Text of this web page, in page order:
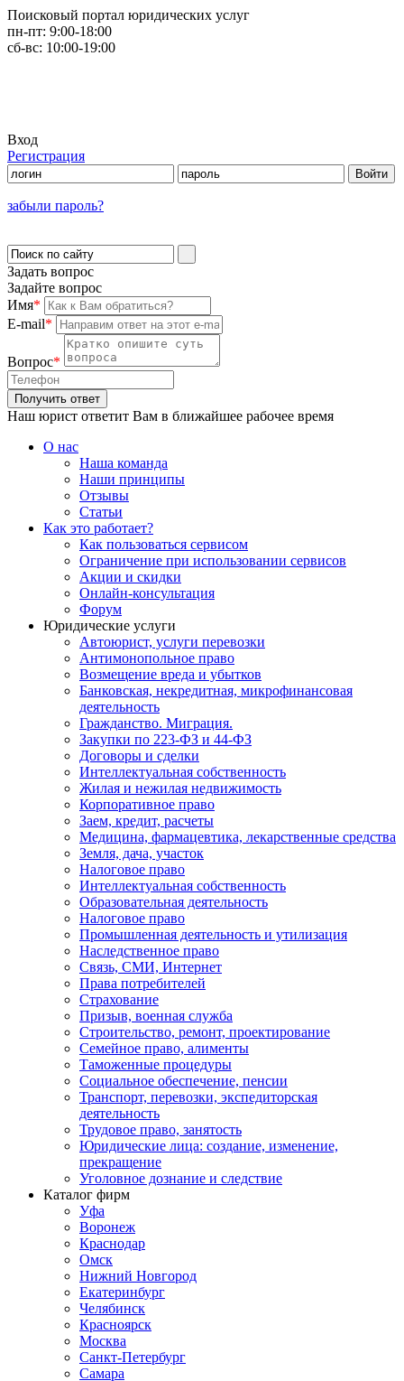
Поисковый портал юридических услуг
пн-пт: 9:00-18:00
сб-вс: 10:00-19:00
Вход
Регистрация
забыли пароль?
Задать вопрос
Задайте вопрос
Имя*
E-mail*
Вопрос*
Наш юрист ответит Вам в ближайшее рабочее время
О нас
Наша команда
Наши принципы
Отзывы
Статьи
Как это работает?
Как пользоваться сервисом
Ограничение при использовании сервисов
Акции и скидки
Онлайн-консультация
Форум
Юридические услуги
Автоюрист, услуги перевозки
Антимонопольное право
Возмещение вреда и убытков
Банковская, некредитная, микрофинансовая
деятельность
Гражданство. Миграция.
Закупки по 223-ФЗ и 44-ФЗ
Договоры и сделки
Интеллектуальная собственность
Жилая и нежилая недвижимость
Корпоративное право
Заем, кредит, расчеты
Медицина, фармацевтика, лекарственные средства
Земля, дача, участок
Налоговое право
Интеллектуальная собственность
Образовательная деятельность
Налоговое право
Промышленная деятельность и утилизация
Наследственное право
Связь, СМИ, Интернет
Права потребителей
Страхование
Призыв, военная служба
Строительство, ремонт, проектирование
Семейное право, алименты
Таможенные процедуры
Социальное обеспечение, пенсии
Транспорт, перевозки, экспедиторская
деятельность
Трудовое право, занятость
Юридические лица: создание, изменение,
прекращение
Уголовное дознание и следствие
Каталог фирм
Уфа
Воронеж
Краснодар
Омск
Нижний Новгород
Екатеринбург
Челябинск
Красноярск
Москва
Санкт-Петербург
Самара